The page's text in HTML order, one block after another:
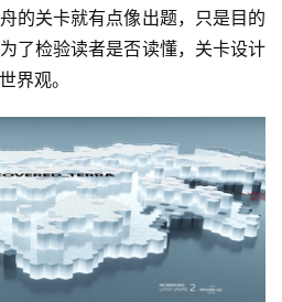
的关卡就有点像出题，只是目的
了检验读者是否读懂，关卡设计
界观。